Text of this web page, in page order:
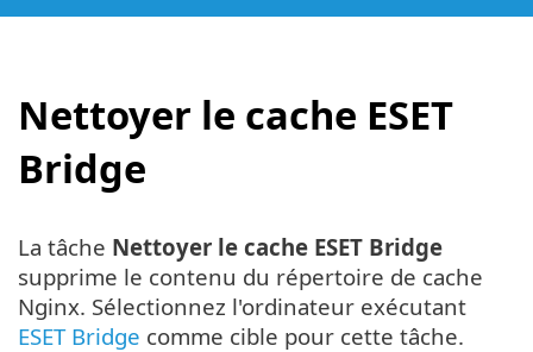
Nettoyer le cache ESET
Bridge
La tâche Nettoyer le cache ESET Bridge
supprime le contenu du répertoire de cache
Nginx. Sélectionnez l'ordinateur exécutant
ESET Bridge comme cible pour cette tâche.